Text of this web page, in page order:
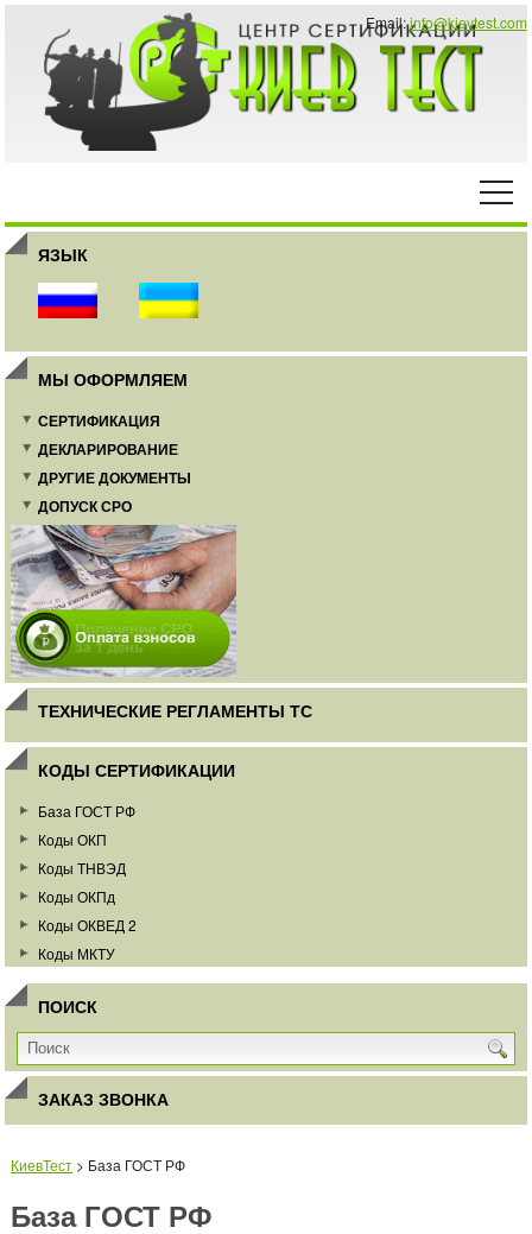
Email:info@kievtest.com
ЯЗЫК
МЫ ОФОРМЛЯЕМ
СЕРТИФИКАЦИЯ
ДЕКЛАРИРОВАНИЕ
ДРУГИЕ ДОКУМЕНТЫ
ДОПУСК СРО
ТЕХНИЧЕСКИЕ РЕГЛАМЕНТЫ ТС
КОДЫ СЕРТИФИКАЦИИ
База ГОСТ РФ
Коды ОКП
Коды ТНВЭД
Коды ОКПд
Коды ОКВЕД 2
Коды МКТУ
ПОИСК
ЗАКАЗ ЗВОНКА
КиевТест > База ГОСТ РФ
База ГОСТ РФ